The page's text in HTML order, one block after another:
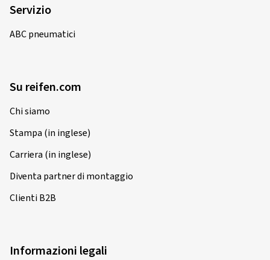
Servizio
ABC pneumatici
Su reifen.com
Chi siamo
Stampa (in inglese)
Carriera (in inglese)
Diventa partner di montaggio
Clienti B2B
Informazioni legali